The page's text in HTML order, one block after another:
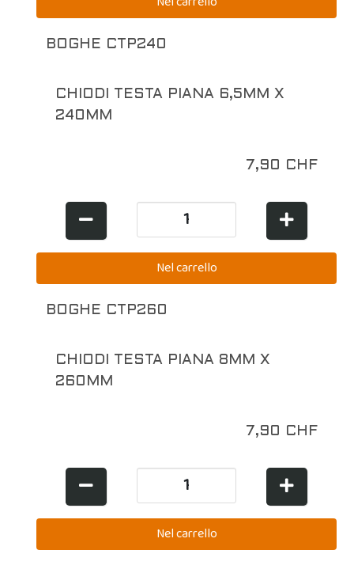
BOGHE CTP240
CHIODI TESTA PIANA 6,5MM X
240MM
7,90 CHF
BOGHE CTP260
CHIODI TESTA PIANA 8MM X
260MM
7,90 CHF